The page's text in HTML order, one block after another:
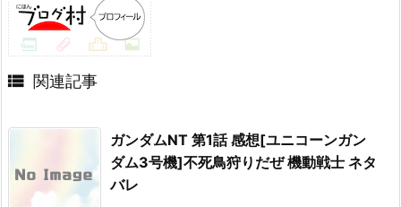
 関連記事
ガンダムNT 第1話 感想[ユニコーンガン
ダム3号機]不死鳥狩りだぜ 機動戦士 ネタ
バレ